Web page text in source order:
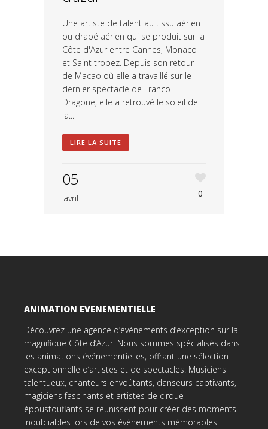
Une artiste de talent au tissu aérien
ou drapé aérien qui se produit sur la
Côte d'Azur entre Cannes, Monaco
et Saint tropez. Depuis son retour
de Macao où elle a travaillé sur le
dernier spectacle de Franco
Dragone, elle a retrouvé le soleil de
la...
LIRE LA SUITE
05
avril 0
ANIMATION EVENEMENTIELLE
Découvrez une agence d’événements d’exception sur la
magnifique Côte d’Azur. Nous sommes spécialisés dans
les animations événementielles, offrant une sélection
exceptionnelle d’artistes et de spectacles. Musiciens
talentueux, chanteurs envoûtants, danseurs captivants,
magiciens fascinants et artistes de cirque
époustouflants se réunissent pour créer des moments
inoubliables lors de vos événements mémorables.